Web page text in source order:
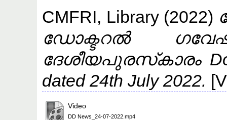
CMFRI, Library(2022)
ഡോക്ടറൽ
ദേശീയപുരസ്‌കാരം
dated 24th July 2022.
Video
DD News_24-07-2022.mp4